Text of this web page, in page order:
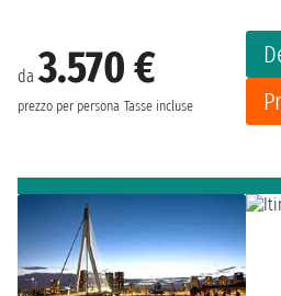
da3.570 €
prezzo per persona Tasse incluse